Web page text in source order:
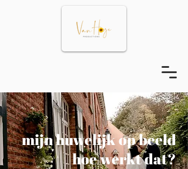
mijn huwelijk op beeld
hoe werkt dat?